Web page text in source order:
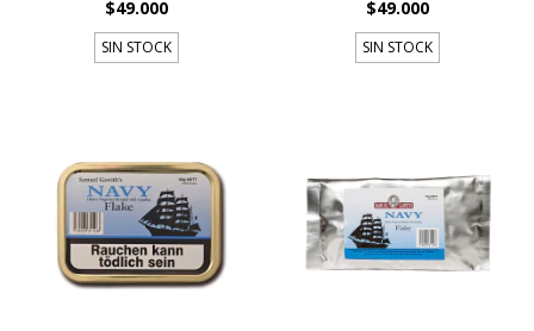
$49.000
SIN STOCK
$49.000
SIN STOCK